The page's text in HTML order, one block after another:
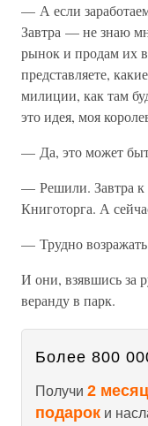
— А если
Завтра — не знаю
рынок и продам их
представляете,
милиции, как там
это идея, моя
— Да, это может
— Решили. Завтра к
Книготорга. А
— Трудно
И они, взявшись за
веранду в парк.
Более 800
Получи 2
подарок и